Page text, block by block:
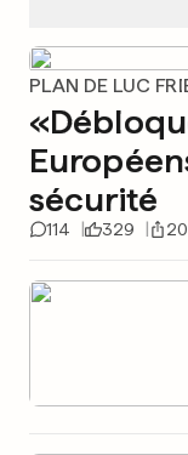
PLAN DE LUC
sécurité
114 329